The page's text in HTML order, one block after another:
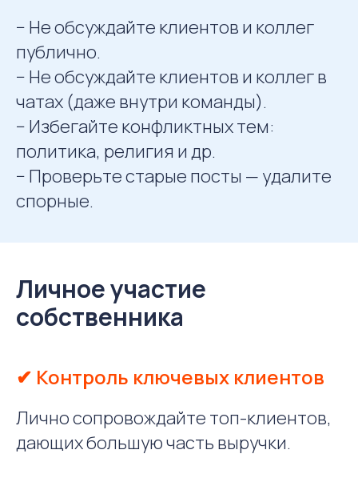
− Не обсуждайте клиентов и коллег
публично.
− Не обсуждайте клиентов и коллег в
чатах (даже внутри команды).
− Избегайте конфликтных тем:
политика, религия и др.
− Проверьте старые посты — удалите
спорные.
Личное участие
собственника
✔ Контроль ключевых клиентов
Лично сопровождайте топ-клиентов,
дающих большую часть выручки.